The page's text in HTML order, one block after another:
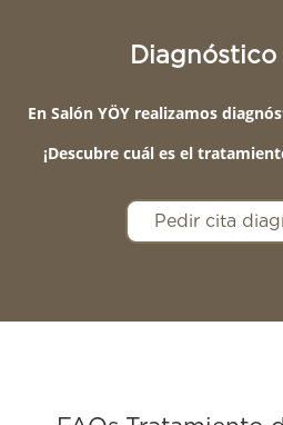
En Salón YÖY realizamos
¡Descubre cuál es el
Pedir cita